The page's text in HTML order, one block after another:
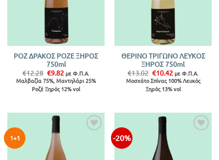
ΡΟΖ ΔΡΑΚΟΣ ΡΟΖΕ ΞΗΡΟΣ
750ml
€12.28 Original
price
was:
€12.28.
€9.82 Η
τρέχουσα
τιμή
είναι:
με Φ.Π.Α.
Μαλβαζία 75%, Μαντηλάρι 25%
Ροζέ Ξηρός 12% vol
ΘΕΡΙΝΟ ΤΡΙΓΩΝΟ ΛΕΥΚΟΣ
ΞΗΡΟΣ 750ml
€13.02 Original
price
was:
€13.02.
€10.42 Η
τρέχουσα
τιμή
είναι:
με Φ.Π.Α.
Μοσχάτο Σπίνας 100% Λευκός
Ξηρός 13% vol
1+1 -20%